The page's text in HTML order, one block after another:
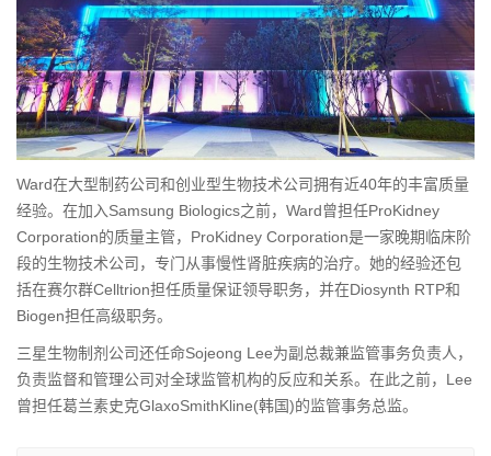
Ward在大型制药公司和创业型生物技术公司拥有近40年的丰富质量
经验。在加入Samsung Biologics之前，Ward曾担任ProKidney
Corporation的质量主管，ProKidney Corporation是一家晚期临床阶
段的生物技术公司，专门从事慢性肾脏疾病的治疗。她的经验还包
括在赛尔群Celltrion担任质量保证领导职务，并在Diosynth RTP和
Biogen担任高级职务。
三星生物制剂公司还任命Sojeong Lee为副总裁兼监管事务负责人，
负责监督和管理公司对全球监管机构的反应和关系。在此之前，Lee
曾担任葛兰素史克GlaxoSmithKline(韩国)的监管事务总监。